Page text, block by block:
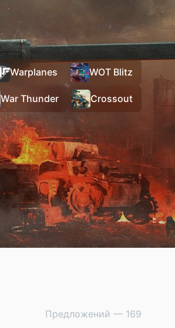
Warplanes WOT Blitz
War Thunder Crossout
Предложений — 169